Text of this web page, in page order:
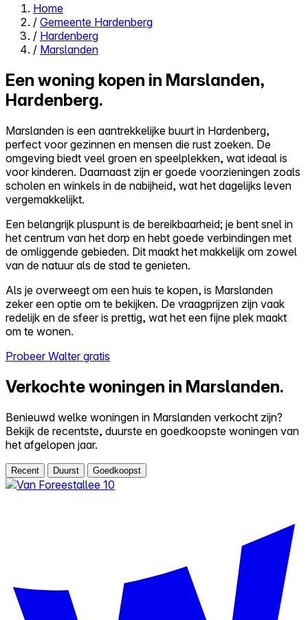
Close menu
Zelf kopen
Reviews
Prijzen
Log in
Probeer Walter gratis
Home
/ Gemeente Hardenberg
/ Hardenberg
/ Marslanden
Een woning kopen in Marslanden,
Hardenberg.
Marslanden is een aantrekkelijke buurt in Hardenberg,
perfect voor gezinnen en mensen die rust zoeken. De
omgeving biedt veel groen en speelplekken, wat ideaal is
voor kinderen. Daarnaast zijn er goede voorzieningen zoals
scholen en winkels in de nabijheid, wat het dagelijks leven
vergemakkelijkt.
Een belangrijk pluspunt is de bereikbaarheid; je bent snel in
het centrum van het dorp en hebt goede verbindingen met
de omliggende gebieden. Dit maakt het makkelijk om zowel
van de natuur als de stad te genieten.
Als je overweegt om een huis te kopen, is Marslanden
zeker een optie om te bekijken. De vraagprijzen zijn vaak
redelijk en de sfeer is prettig, wat het een fijne plek maakt
om te wonen.
Probeer Walter gratis
Verkochte woningen in Marslanden.
Benieuwd welke woningen in Marslanden verkocht zijn?
Bekijk de recentste, duurste en goedkoopste woningen van
het afgelopen jaar.
Recent Duurst Goedkoopst